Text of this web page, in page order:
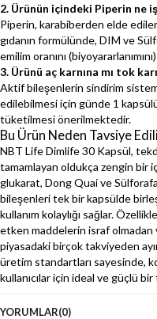
2. Ürünün içindeki Piperin ne
Piperin, karabiberden elde
gıdanın formülünde, DIM ve
emilim oranını
3. Ürünü aç karnına mı tok
Aktif bileşenlerin sindirim
edilebilmesi için günde 1
tüketilmesi önerilmektedir.
Bu Ürün Neden Tavsiye
NBT Life Dimlife 30 Kapsül,
tamamlayan oldukça zengin bir
glukarat, Dong Quai ve
bileşenleri tek bir kapsülde
kullanım kolaylığı sağlar.
etken maddelerin israf olmadan
piyasadaki birçok takviyeden
üretim standartları sayesinde,
kullanıcılar için ideal ve güçlü
YORUMLAR(0)